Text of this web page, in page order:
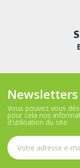
Newsletters
Vous pouvez vous
pour cela nos
d'utilisation du site.